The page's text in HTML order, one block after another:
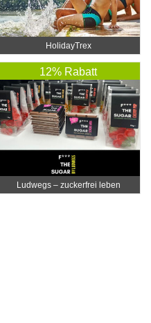
HolidayTrex
12% Rabatt
Ludwegs – zuckerfrei leben